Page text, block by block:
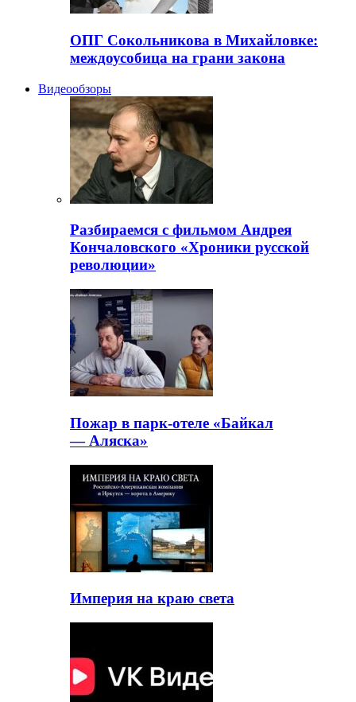
ОПГ Сокольникова в Михайловке:
междоусобица на грани закона
Видеообзоры
Разбираемся с фильмом Андрея
Кончаловского «Хроники русской
революции»
Пожар в парк-отеле «Байкал
— Аляска»
Империя на краю света